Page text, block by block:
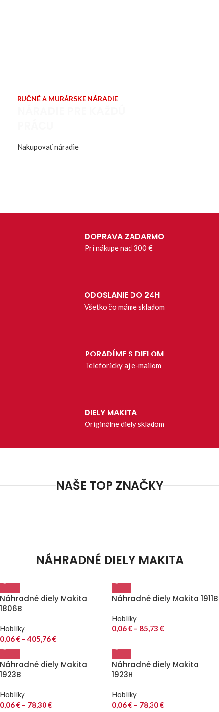
RUČNÉ A MURÁRSKE NÁRADIE
Nakupovať náradie
DOPRAVA ZADARMO
Pri nákupe nad 300 €
ODOSLANIE DO 24H
Všetko čo máme skladom
PORADÍME S DIELOM
Telefonicky aj e-mailom
DIELY MAKITA
Originálne diely skladom
NAŠE TOP ZNAČKY
NÁHRADNÉ DIELY MAKITA
Náhradné diely Makita
1806B
Hoblíky
0,06€ – 405,76€
Náhradné diely Makita 1911B
Hoblíky
0,06€ – 85,73 €
Náhradné diely Makita
1923B
Hoblíky
0,06€ – 78,30€
Náhradné diely Makita
1923H
Hoblíky
0,06€ – 78,30€